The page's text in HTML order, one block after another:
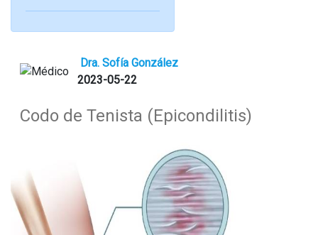
Dra. Sofía González
2023-05-22
Codo de Tenista (Epicondilitis)